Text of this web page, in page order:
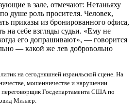
в зале, отмечают: Нетаньяху
душе роль просителя. Человек,
приказы из бронированного офиса,
на себе взгляды судьи. «Ему не
его допрашивают», — говорится
— какой же лев добровольно
на сегодняшней израильской сцене. На
мошенничестве и нарушении
Госдепартамента США по
Миллер.